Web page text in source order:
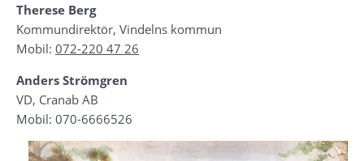
Therese Berg
Kommundirektör, Vindelns kommun
Mobil: 072-220 47 26
Anders Strömgren
VD, Cranab AB
Mobil: 070-6666526